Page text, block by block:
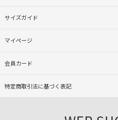
サイズガイド
マイページ
会員カード
特定商取引法に基づく表記